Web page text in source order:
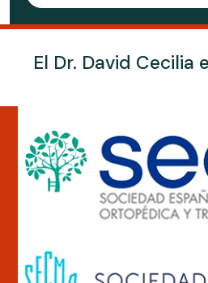
El Dr. David Cecilia